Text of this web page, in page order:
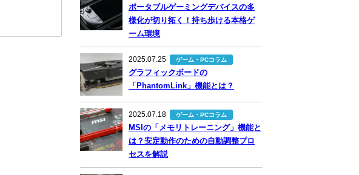
ポータブルゲーミングデバイスの多
様化が切り拓く！持ち歩ける本格ゲ
ーム環境
2025.07.25 ゲーム・PCコラム
グラフィックボードの
「PhantomLink」機能とは？
2025.07.18 ゲーム・PCコラム
MSIの「メモリトレーニング」機能と
は？安定動作のための自動調整プロ
セスを解説